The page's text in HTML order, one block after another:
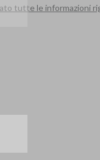
tutte le informazioni